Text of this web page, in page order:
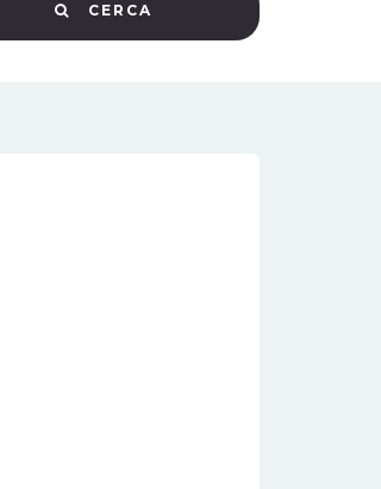
CERCA